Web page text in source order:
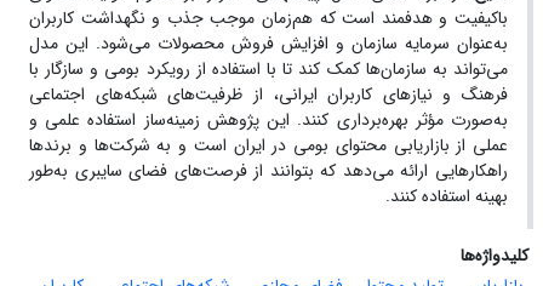
باکیفیت و هدفمند است که هم‌زمان موجب جذب و نگهداشت کاربران
به‌عنوان سرمایه سازمان و افزایش فروش محصولات می‌شود. این مدل
می‌تواند به سازمان‌ها کمک کند تا با استفاده از رویکرد بومی و سازگار با
فرهنگ و نیازهای کاربران ایرانی، از ظرفیت‌های شبکه‌های اجتماعی
به‌صورت مؤثر بهره‌برداری کنند. این پژوهش زمینه‌ساز استفاده علمی و
عملی از بازاریابی محتوای بومی در ایران است و به شرکت‌ها و برندها
راهکارهایی ارائه می‌دهد که بتوانند از فرصت‌های فضای سایبری به‌طور
بهینه استفاده کنند.
کلیدواژه‌ها